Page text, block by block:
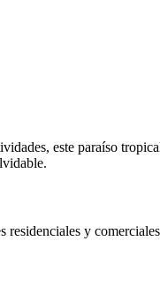
este paraíso
residenciales y